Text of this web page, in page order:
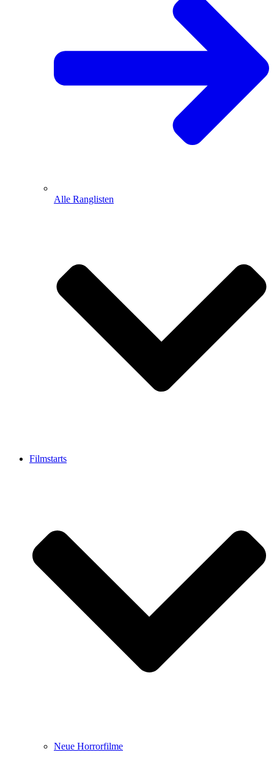
Alle Ranglisten
Filmstarts
Neue Horrorfilme